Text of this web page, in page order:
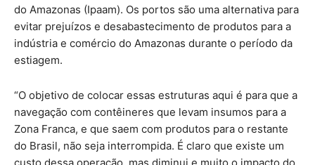
do Amazonas (Ipaam). Os portos são uma alternativa para
evitar prejuízos e desabastecimento de produtos para a
indústria e comércio do Amazonas durante o período da
estiagem.
“O objetivo de colocar essas estruturas aqui é para que a
navegação com contêineres que levam insumos para a
Zona Franca, e que saem com produtos para o restante
do Brasil, não seja interrompida. É claro que existe um